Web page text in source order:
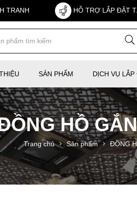
TRANH HỖ TRỢ LẮP ĐẶT
SẢN PHẨM DỊCH VỤ
HỒ
Trang chủ Sản phẩm ĐỒNG